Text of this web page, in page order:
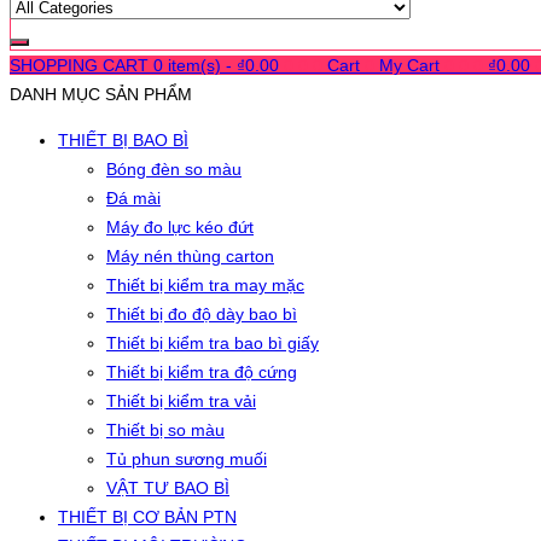
SHOPPING CART 0 item(s) - ₫0.00 Cart My Cart ₫0.00
DANH MỤC SẢN PHẨM
THIẾT BỊ BAO BÌ
Bóng đèn so màu
Đá mài
Máy đo lực kéo đứt
Máy nén thùng carton
Thiết bị kiểm tra may mặc
Thiết bị đo độ dày bao bì
Thiết bị kiểm tra bao bì giấy
Thiết bị kiểm tra độ cứng
Thiết bị kiểm tra vải
Thiết bị so màu
Tủ phun sương muối
VẬT TƯ BAO BÌ
THIẾT BỊ CƠ BẢN PTN